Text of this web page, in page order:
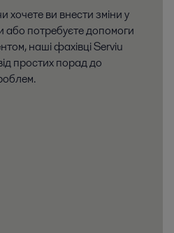
хочете ви внести зміни у
або потребуєте допомоги
наші фахівці Serviu
простих порад до